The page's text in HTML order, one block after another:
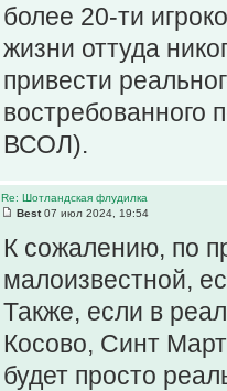
более 20-ти
жизни оттуда
привести
востребованного
ВСОЛ).
Re: Шотландская флудилка
Best07 июл 2024, 19:54
К сожалению, по
малоизвестной,
Также, если в
Косово, Синт
будет просто